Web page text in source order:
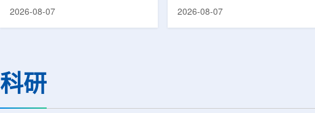
布，已建立一种利用正电子三光子衰
衰变的下一代核医学成像概念图目前
临床PET扫描主要利用正电子双光子
2026-08-07
韩国东南部区域癌症治疗体系的关键
2026-08-07
科研